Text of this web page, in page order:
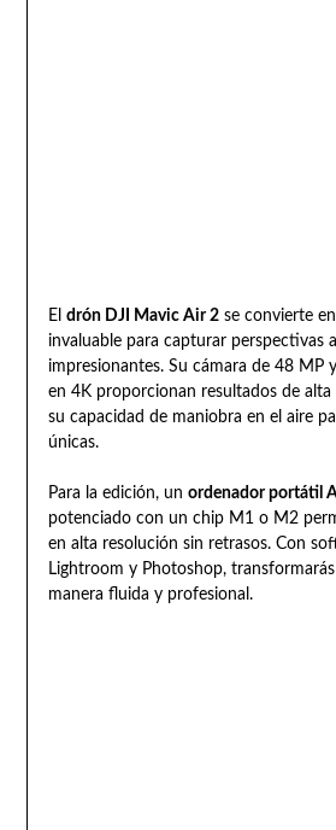
El drón DJI Mavic Air 2se convierte
invaluable para capturar perspectivas
impresionantes. Su cámara de 48 MP
en 4K proporcionan resultados de alta
su capacidad de maniobra en el aire
únicas.
Para la edición, un ordenador portátil
potenciado con un chip M1 o M2
en alta resolución sin retrasos. Con
Lightroom y Photoshop,
manera fluida y profesional.